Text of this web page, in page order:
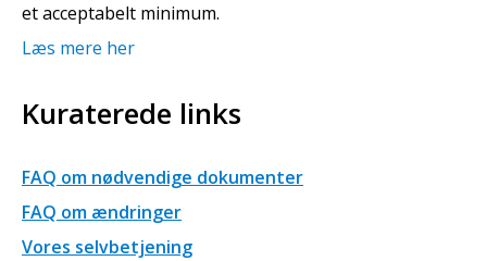
et acceptabelt minimum.
Læs mere her
Kuraterede links
FAQ om nødvendige dokumenter
FAQ om ændringer
Vores selvbetjening